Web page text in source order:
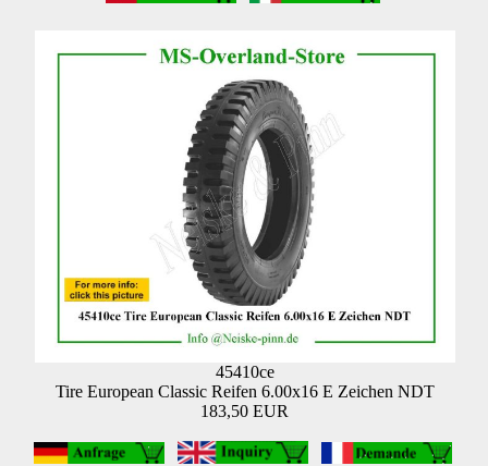
45410ce
Tire European Classic Reifen 6.00x16 E Zeichen NDT
183,50 EUR